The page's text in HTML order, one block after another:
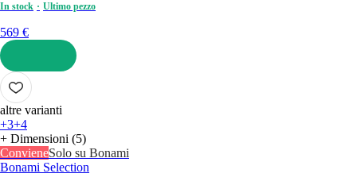
In stock
Ultimo pezzo
569 €
AGGIUNGI
altre varianti
+3+4
+ Dimensioni (5)
ConvieneSolo su Bonami
Bonami Selection